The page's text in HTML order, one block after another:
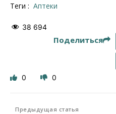
Теги : аптеки
38 694
Поделиться
0 0
Предыдущая статья